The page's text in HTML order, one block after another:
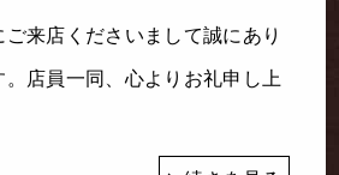
来店くださいまして誠にあり
。店員一同、心よりお礼申し上